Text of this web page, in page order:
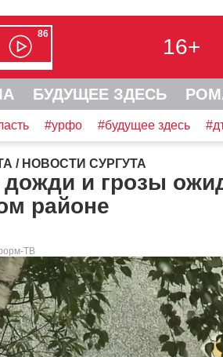
86
16+
БУДУЩЕЕ ЗДЕСЬ
#урфо #будущее здесь
/ НОВОСТИ СУРГУТА
и грозы
районе
ТВ